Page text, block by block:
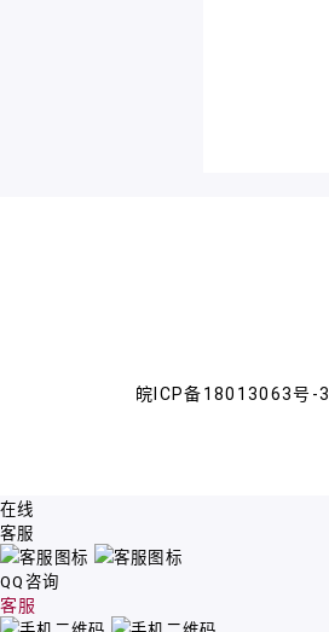
皖ICP备18013063号-3
在线
客服
QQ咨询
客服